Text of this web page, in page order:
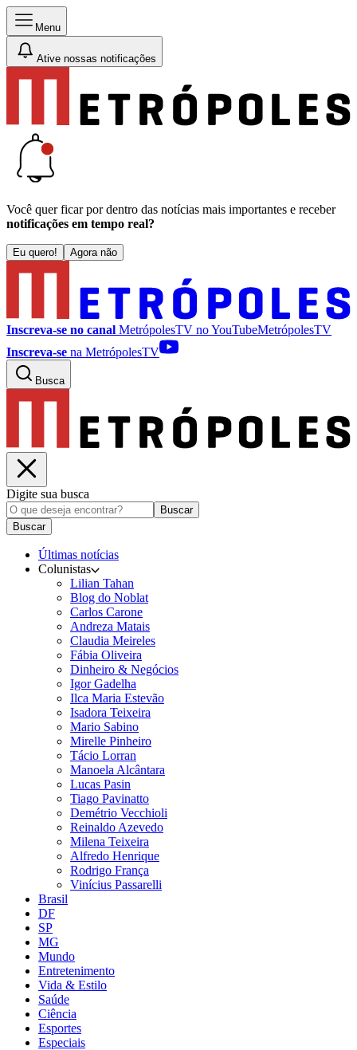
Menu
Ative nossas notificações
Você quer ficar por dentro das notícias mais importantes e receber
notificações em tempo real?
Eu quero! Agora não
Inscreva-se no canal MetrópolesTV noYouTubeMetrópolesTV
Inscreva-se na MetrópolesTV
Busca
Digite sua busca
Buscar
Buscar
Últimas notícias
Colunistas
Lilian Tahan
Blog do Noblat
Carlos Carone
Andreza Matais
Claudia Meireles
Fábia Oliveira
Dinheiro & Negócios
Igor Gadelha
Ilca Maria Estevão
Isadora Teixeira
Mario Sabino
Mirelle Pinheiro
Tácio Lorran
Manoela Alcântara
Lucas Pasin
Tiago Pavinatto
Demétrio Vecchioli
Reinaldo Azevedo
Milena Teixeira
Alfredo Henrique
Rodrigo França
Vinícius Passarelli
Brasil
DF
SP
MG
Mundo
Entretenimento
Vida & Estilo
Saúde
Ciência
Esportes
Especiais